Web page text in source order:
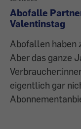
Abofalle
Valentinstag
Abofallen haben
Aber das ganze
eigentlich gar